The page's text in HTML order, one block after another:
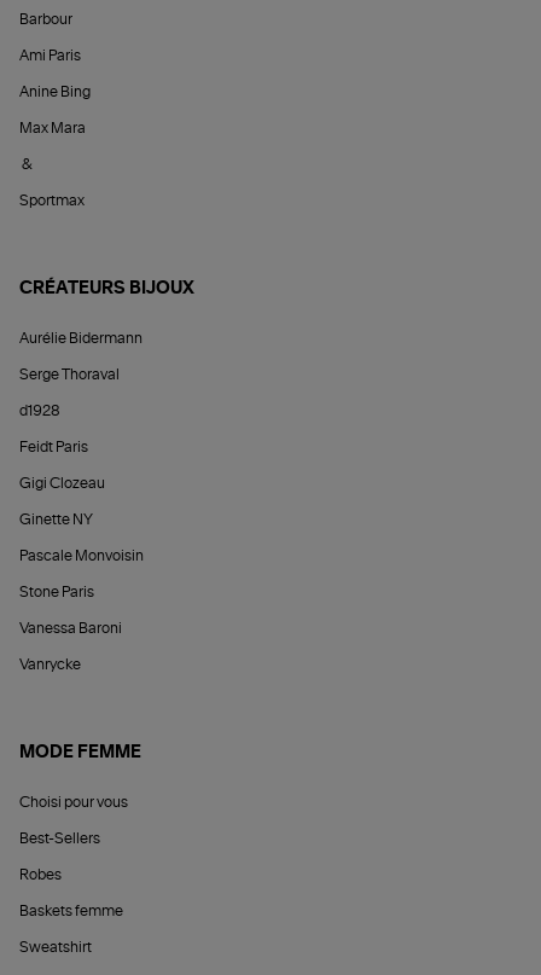
Barbour
Ami Paris
Anine Bing
Max Mara
&
Sportmax
CRÉATEURS BIJOUX
Aurélie Bidermann
Serge Thoraval
d1928
Feidt Paris
Gigi Clozeau
Ginette NY
Pascale Monvoisin
Stone Paris
Vanessa Baroni
Vanrycke
MODE FEMME
Choisi pour vous
Best-Sellers
Robes
Baskets femme
Sweatshirt